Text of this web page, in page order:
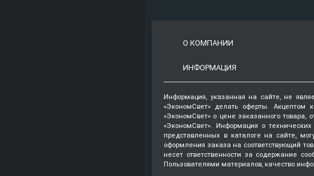
О КОМПАНИИ
ИНФОРМАЦИЯ
Информация, указанная на сайте, не
«ЭкономСвет» делать оферты. Акцептом
«ЭкономСвет» о цене заказанного
«ЭкономСвет». Информация о
представленных в каталоге на сайте,
оформления заказа на соответствующий
несет ответственности за содержание
Пользователями материалов, качество